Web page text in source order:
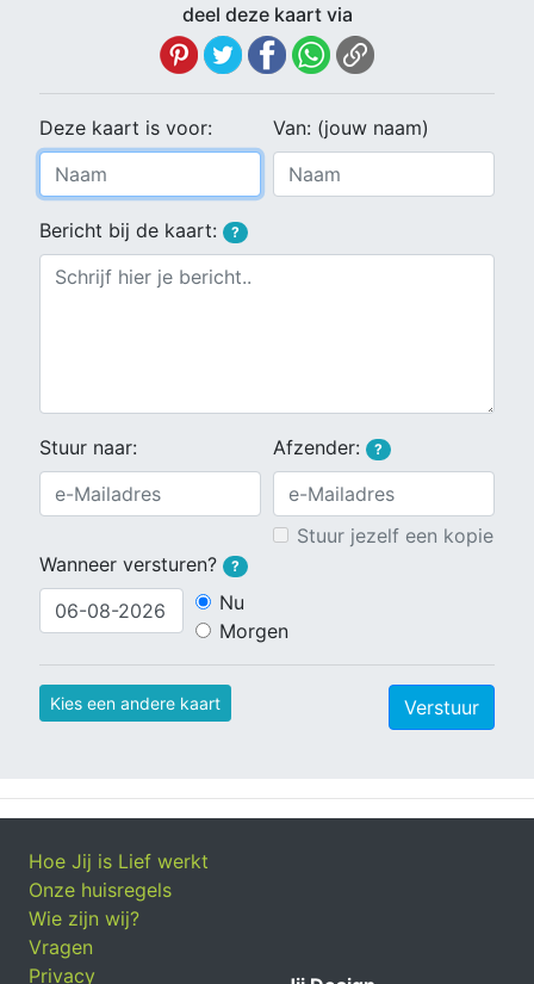
deel deze kaart via
Deze kaart is voor: Van: (jouw naam)
Bericht bij de kaart: ?
Stuur naar: Afzender: ?
Stuur jezelf een kopie
Wanneer versturen?
?
Nu
Morgen
Kies een andere kaart Verstuur
Hoe Jij is Lief werkt
Onze huisregels
Wie zijn wij?
Vragen
Privacy